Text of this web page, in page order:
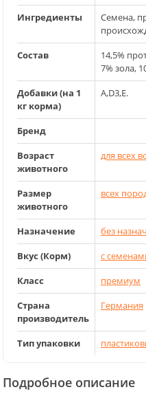
Ингредиенты
Семена,
Состав
14,5%
7% зола,
Добавки (на 1
кг корма)
A,D3,E.
Бренд
Возраст
животного
для всех
Размер
животного
всех
Назначение
без
Вкус (Корм)
с
Класс
премиум
Страна
производитель
Германия
Тип упаковки
Подробное описание